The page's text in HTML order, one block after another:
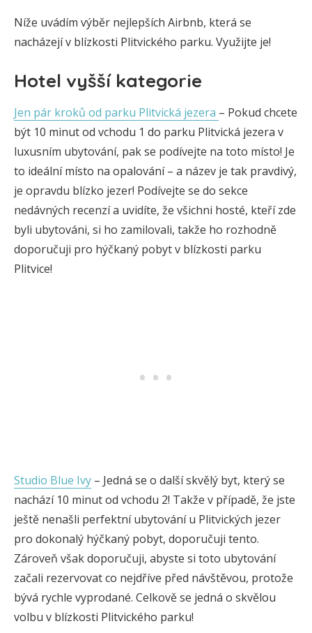
Níže uvádím výběr nejlepších Airbnb, která se
nacházejí v blízkosti Plitvického parku. Využijte je!
Hotel vyšší kategorie
Jen pár kroků od parku Plitvická jezera – Pokud chcete
být 10 minut od vchodu 1 do parku Plitvická jezera v
luxusním ubytování, pak se podívejte na toto místo! Je
to ideální místo na opalování – a název je tak pravdivý,
je opravdu blízko jezer! Podívejte se do sekce
nedávných recenzí a uvidíte, že všichni hosté, kteří zde
byli ubytováni, si ho zamilovali, takže ho rozhodně
doporučuji pro hýčkaný pobyt v blízkosti parku
Plitvice!
Studio Blue Ivy – Jedná se o další skvělý byt, který se
nachází 10 minut od vchodu 2! Takže v případě, že jste
ještě nenašli perfektní ubytování u Plitvických jezer
pro dokonalý hýčkaný pobyt, doporučuji tento.
Zároveň však doporučuji, abyste si toto ubytování
začali rezervovat co nejdříve před návštěvou, protože
bývá rychle vyprodané. Celkově se jedná o skvělou
volbu v blízkosti Plitvického parku!